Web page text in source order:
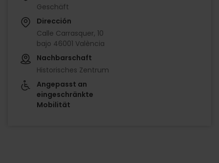
Geschäft
Dirección
Calle Carrasquer, 10
bajo 46001 València
Nachbarschaft
Historisches Zentrum
Angepasst an
eingeschränkte
Mobilität